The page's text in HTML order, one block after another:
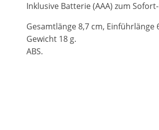
Inklusive Batterie (AAA) zum
Gesamtlänge 8,7 cm, Einführlänge
Gewicht 18 g.
ABS.